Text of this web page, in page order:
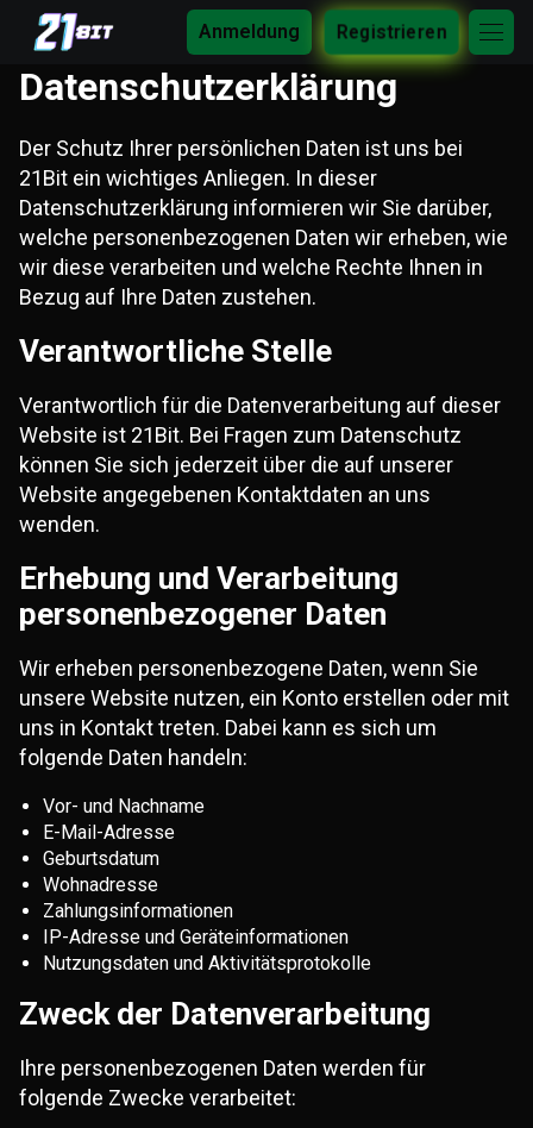
Anmeldung Registrieren
Datenschutzerklärung
Der Schutz Ihrer persönlichen Daten ist uns bei
21Bit ein wichtiges Anliegen. In dieser
Datenschutzerklärung informieren wir Sie darüber,
welche personenbezogenen Daten wir erheben, wie
wir diese verarbeiten und welche Rechte Ihnen in
Bezug auf Ihre Daten zustehen.
Verantwortliche Stelle
Verantwortlich für die Datenverarbeitung auf dieser
Website ist 21Bit. Bei Fragen zum Datenschutz
können Sie sich jederzeit über die auf unserer
Website angegebenen Kontaktdaten an uns
wenden.
Erhebung und Verarbeitung
personenbezogener Daten
Wir erheben personenbezogene Daten, wenn Sie
unsere Website nutzen, ein Konto erstellen oder mit
uns in Kontakt treten. Dabei kann es sich um
folgende Daten handeln:
Vor- und Nachname
E-Mail-Adresse
Geburtsdatum
Wohnadresse
Zahlungsinformationen
IP-Adresse und Geräteinformationen
Nutzungsdaten und Aktivitätsprotokolle
Zweck der Datenverarbeitung
Ihre personenbezogenen Daten werden für
folgende Zwecke verarbeitet: